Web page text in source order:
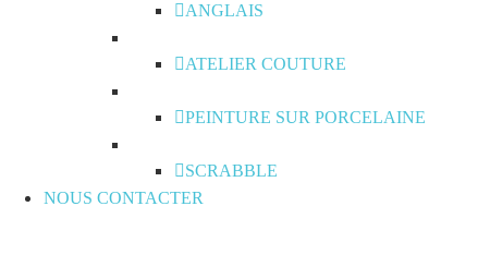
ANGLAIS
ATELIER COUTURE
PEINTURE SUR PORCELAINE
SCRABBLE
NOUS CONTACTER